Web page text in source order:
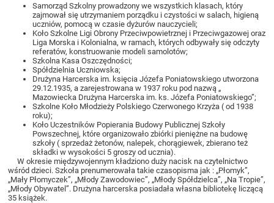
Samorząd Szkolny prowadzony we wszystkich klasach, który
zajmował się utrzymaniem porządku i czystości w salach, higieną
uczniów, pomocą w czasie dyżurów nauczycieli;
Koło Szkolne Ligi Obrony Przeciwpowietrznej i Przeciwgazowej oraz
Liga Morska i Kolonialna, w ramach, których odbywały się odczyty
referatów, konstruowanie modeli samolotów;
Szkolna Kasa Oszczędności;
Spółdzielnia Uczniowska;
Drużyna Harcerska im. księcia Józefa Poniatowskiego utworzona
29.12.1935, a zarejestrowana w 1937 roku pod nazwą „
Mazowiecka Drużyna Harcerska im. ks. Józefa Poniatowskiego”;
Szkolne Koło Młodzieży Polskiego Czerwonego Krzyża ( od 1938
roku);
Koło Uczestników Popierania Budowy Publicznej Szkoły
Powszechnej, które organizowało zbiórki pieniężne na budowę
szkoły ( sprzedaż żetonów, nalepek, chorągiewek, zbierano też
składki w wysokości 5 groszy od ucznia).
W okresie międzywojennym kładziono duży nacisk na czytelnictwo
wśród dzieci. Szkoła prenumerowała takie czasopisma jak : „Płomyk”,
„Mały Płomyczek”, „Młody Zawodowiec”, „Młody Spółdzielca”, „Na Tropie”,
„Młody Obywatel”. Drużyna harcerska posiadała własna bibliotekę liczącą
35 książek.